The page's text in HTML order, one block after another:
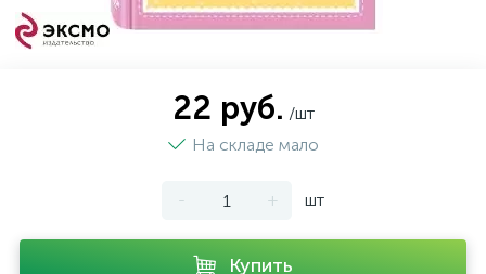
22 руб. /шт
На складе мало
- + шт
Купить